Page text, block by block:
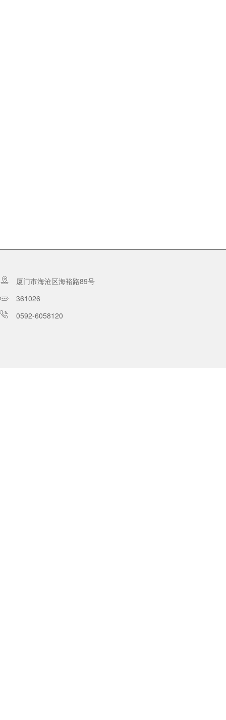
厦门市海沧区海裕路89号
361026
0592-6058120